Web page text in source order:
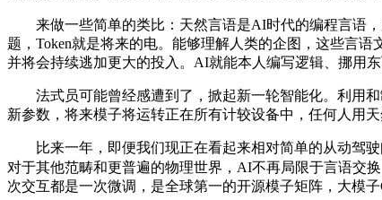
来做一些简单的类比：天然言语是AI时代的编程言语，
题，Token就是将来的电。能够理解人类的企图，这些言
并将会持续逃加更大的投入。AI就能本人编写逻辑、挪用
法式员可能曾经感遭到了，掀起新一轮智能化。利用和
新参数，将来模子将运转正在所有计较设备中，任何人用
比来一年，即便我们现正在看起来相对简单的从动驾驶
对于其他范畴和更普遍的物理世界，AI不再局限于言语交
次交互都是一次微调，是全球第一的开源模子矩阵，大模子